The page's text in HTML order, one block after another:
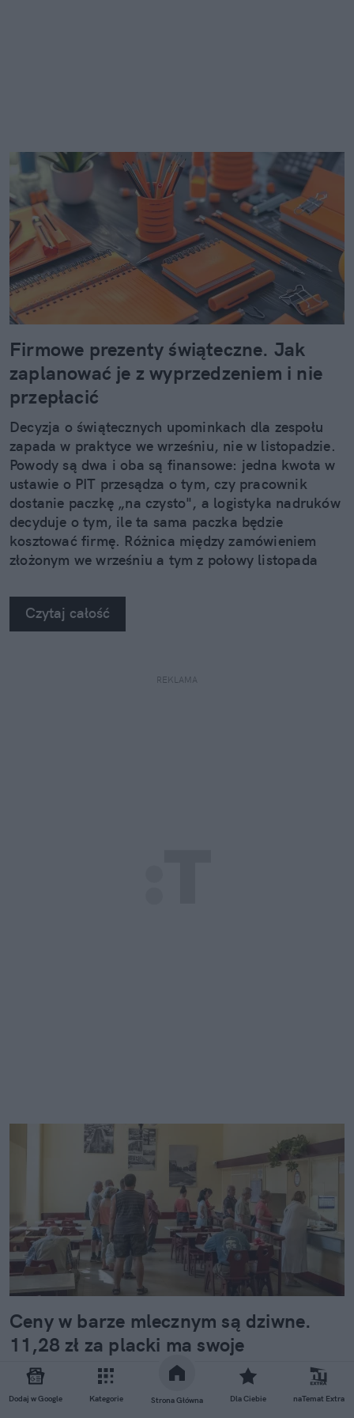
Dodaj w Google Kategorie Strona Główna Dla Ciebie naTemat Extra
Firmowe prezenty świąteczne. Jak
zaplanować je z wyprzedzeniem i nie
przepłacić
Decyzja o świątecznych upominkach dla zespołu
zapada w praktyce we wrześniu, nie w listopadzie.
Powody są dwa i oba są finansowe: jedna kwota w
ustawie o PIT przesądza o tym, czy pracownik
dostanie paczkę „na czysto", a logistyka nadruków
decyduje o tym, ile ta sama paczka będzie
kosztować firmę. Różnica między zamówieniem
złożonym we wrześniu a tym z połowy listopada
Czytaj całość
REKLAMA
Ceny w barze mlecznym są dziwne.
11,28 zł za placki ma swoje
uzasadnienie
Ceny w barach mlecznych potrafią zaskoczyć